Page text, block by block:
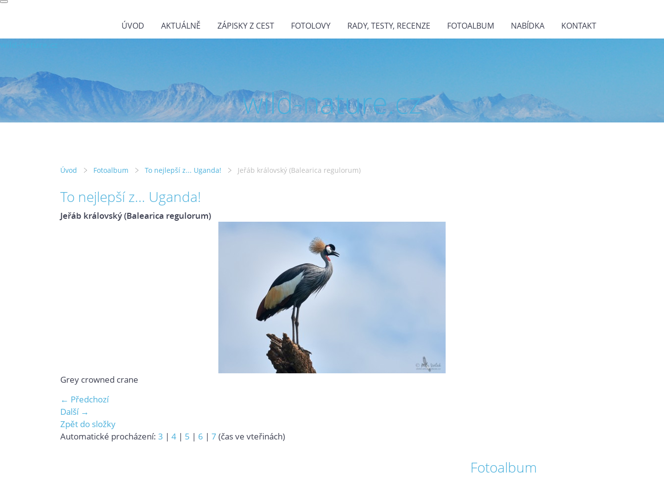
ÚVOD AKTUÁLNĚ ZÁPISKY Z CEST FOTOLOVY RADY, TESTY, RECENZE FOTOALBUM NABÍDKA KONTAKT
wild-nature.cz
Úvod Fotoalbum To nejlepší z... Uganda! Jeřáb královský (Balearica regulorum)
To nejlepší z... Uganda!
Jeřáb královský (Balearica regulorum)
Grey crowned crane
← Předchozí
Další →
Zpět do složky
Automatické procházení: 3 | 4 | 5 | 6 | 7 (čas ve vteřinách)
Fotoalbum